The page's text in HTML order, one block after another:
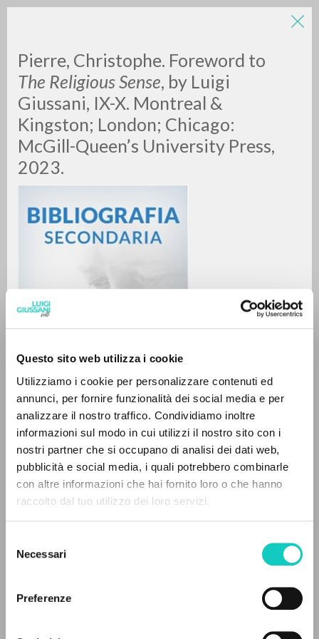
Questo sito web utilizza i cookie
Utilizziamo i cookie per personalizzare contenuti ed
annunci, per fornire funzionalità dei social media e per
analizzare il nostro traffico. Condividiamo inoltre
informazioni sul modo in cui utilizzi il nostro sito con i
nostri partner che si occupano di analisi dei dati web,
pubblicità e social media, i quali potrebbero combinarle
con altre informazioni che hai fornito loro o che hanno
raccolto dal tuo utilizzo dei loro servizi.
delNecessari
Preferenze
Pierre, Christophe. Foreword to
The Religious Sense, by Luigi
Giussani, IX-X. Montreal &
Kingston; London; Chicago:
McGill-Queen’s University Press,
2023.
Giussani Luigi Autore
Pierre ChristopheAutore
McGill-Queen's University Press
Pagine: 2
LUIGI
GIUSSANI
scritti
0DOCUMENTI TROVATI
RISULTATI SUCCESSIVI